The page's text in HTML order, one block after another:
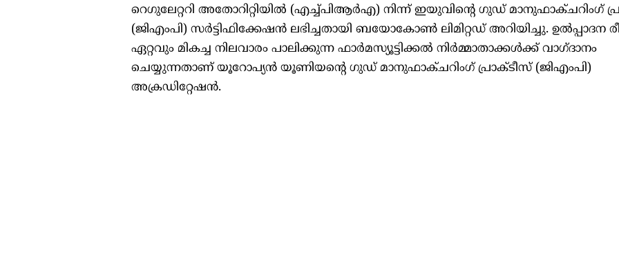
റെഗുലേറ്ററി അതോറിറ്റിയിൽ (എച്ച്‌പിആർഎ) നിന്ന് ഇയുവിന്റെ ഗുഡ് മാനുഫാക്ചറിംഗ്
(ജിഎംപി) സർട്ടിഫിക്കേഷൻ ലഭിച്ചതായി ബയോകോൺ ലിമിറ്റഡ് അറിയിച്ചു. ഉൽപ്പാദന
ഏറ്റവും മികച്ച നിലവാരം പാലിക്കുന്ന ഫാർമസ്യൂട്ടിക്കൽ നിർമ്മാതാക്കൾക്ക് വാഗ്ദാനം
ചെയ്യുന്നതാണ് യൂറോപ്യൻ യൂണിയന്റെ ഗുഡ് മാനുഫാക്ചറിംഗ് പ്രാക്ടീസ് (ജിഎംപി)
അക്രഡിറ്റേഷൻ.